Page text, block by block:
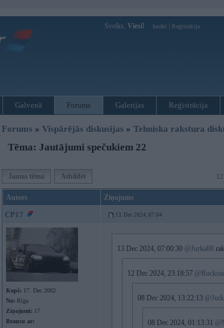
Sveiks, Viesi! Ienākt Reģistrācija
Galvenā Forums Galerijas Reģistrācija
Forums » Vispārējās diskusijas » Tehniska rakstura
Tēma: Jautājumi spečukiem 22
Jauna tēma Atbildēt
Autors Ziņojums
CP17 13. Dec 2024, 07:04
Kopš: 17. Dec 2002
No: Rīga
Ziņojumi: 17
Braucu ar:
13 Dec 2024, 07:00:30 @Jurka88
12 Dec 2024, 23:18:57
08 Dec 2024, 13:22:13
08 Dec 2024, 01:13:31